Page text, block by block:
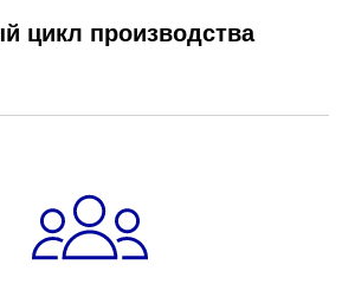
цикл производства